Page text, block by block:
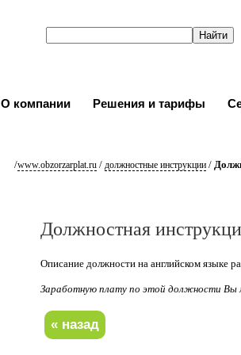
О компании Решения и тарифы
/www.obzorzarplat.ru/ должностные инструкции/
Должностная
Описание должности на английском языке
Заработную плату по этой должности